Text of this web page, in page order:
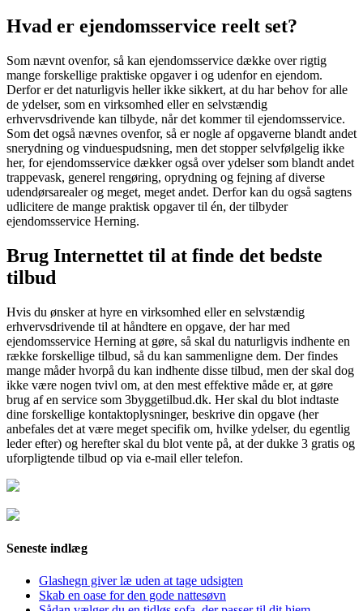
Hvad er ejendomsservice reelt set?
Som nævnt ovenfor, så kan ejendomsservice dække over rigtig
mange forskellige praktiske opgaver i og udenfor en ejendom.
Derfor er det naturligvis heller ikke sikkert, at du har behov for alle
de ydelser, som en virksomhed eller en selvstændig
erhvervsdrivende kan tilbyde, når det kommer til ejendomsservice.
Som det også nævnes ovenfor, så er nogle af opgaverne blandt andet
snerydning og vinduespudsning, men det stopper selvfølgelig ikke
her, for ejendomsservice dækker også over ydelser som blandt andet
trappevask, generel rengøring, oprydning og fejning af diverse
udendørsarealer og meget, meget andet. Derfor kan du også sagtens
udlicitere de mange praktisk opgaver til én, der tilbyder
ejendomsservice Herning.
Brug Internettet til at finde det bedste
tilbud
Hvis du ønsker at hyre en virksomhed eller en selvstændig
erhvervsdrivende til at håndtere en opgave, der har med
ejendomsservice Herning at gøre, så skal du naturligvis indhente en
række forskellige tilbud, så du kan sammenligne dem. Der findes
mange måder hvorpå du kan indhente disse tilbud, men der skal dog
ikke være nogen tvivl om, at den mest effektive måde er, at gøre
brug af en service som 3byggetilbud.dk. Her skal du blot indtaste
dine forskellige kontaktoplysninger, beskrive din opgave (her
anbefales det at være meget specifik om, hvilke ydelser, du egentlig
leder efter) og herefter skal du blot vente på, at der dukke 3 gratis og
uforpligtende tilbud op via e-mail eller telefon.
Seneste indlæg
Glashegn giver læ uden at tage udsigten
Skab en oase for den gode nattesøvn